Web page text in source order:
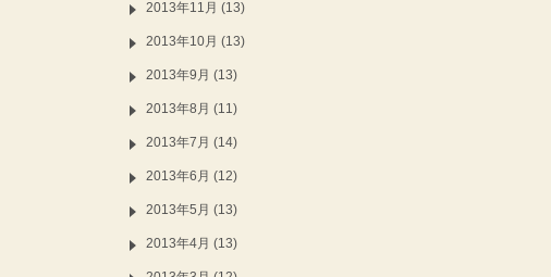
2013年11月 (13)
2013年10月 (13)
2013年9月 (13)
2013年8月 (11)
2013年7月 (14)
2013年6月 (12)
2013年5月 (13)
2013年4月 (13)